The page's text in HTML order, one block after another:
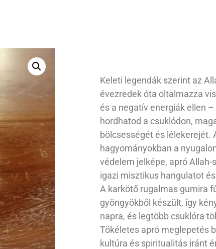
Keleti legendák szerint az
évezredek óta oltalmazza
és a negatív energiák ellen
hordhatod a csuklódon,
bölcsességét és lélekerejét.
hagyományokban a
védelem jelképe, apró
igazi misztikus hangulatot
A karkötő rugalmas gumira
gyöngyökből készült, így
napra, és legtöbb csuklóra
Tökéletes apró meglepetés
kultúra és spiritualitás iránt